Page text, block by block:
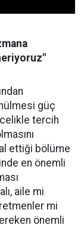
güç
tercih
ettiği bölüme
en önemli
aile mi
mi
önemli